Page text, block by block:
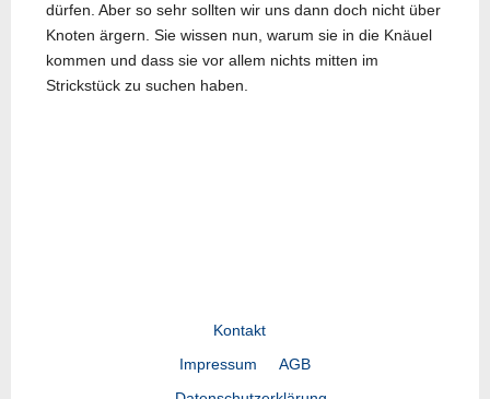
dürfen. Aber so sehr sollten wir uns dann doch nicht über
Knoten ärgern. Sie wissen nun, warum sie in die Knäuel
kommen und dass sie vor allem nichts mitten im
Strickstück zu suchen haben.
Kontakt
Impressum
AGB